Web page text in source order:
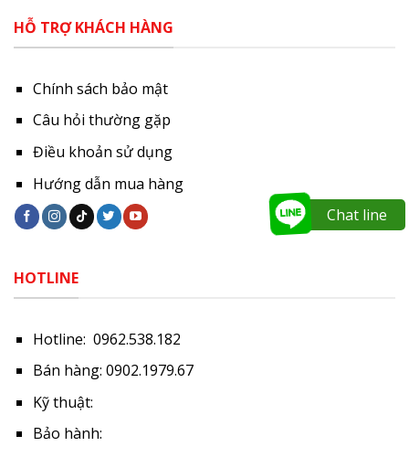
HỖ TRỢ KHÁCH HÀNG
Chính sách bảo mật
Câu hỏi thường gặp
Điều khoản sử dụng
Hướng dẫn mua hàng
HOTLINE
Hotline: 0962.538.182
Bán hàng: 0902.1979.67
Kỹ thuật:
Bảo hành:
Chat line